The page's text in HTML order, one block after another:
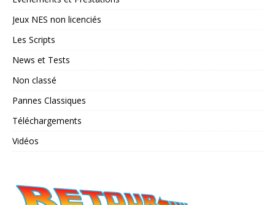
Jeux NES non licenciés
Les Scripts
News et Tests
Non classé
Pannes Classiques
Téléchargements
Vidéos